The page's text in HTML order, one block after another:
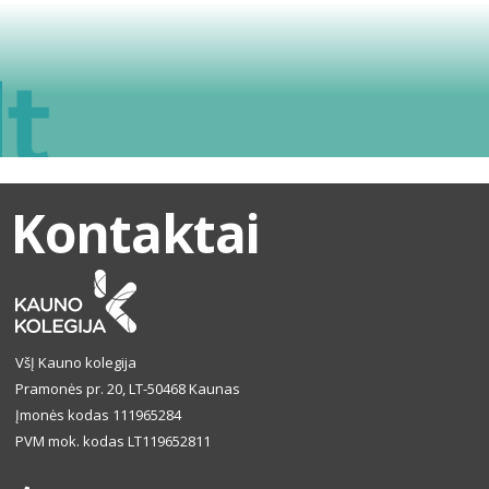
Kontaktai
VšĮ Kauno kolegija
Pramonės pr. 20, LT-50468 Kaunas
Įmonės kodas 111965284
PVM mok. kodas LT119652811